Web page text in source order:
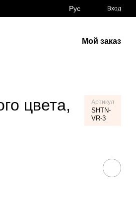
Рус Вход
Мой заказ
цвета,
Артикул
SHTN-
VR-3